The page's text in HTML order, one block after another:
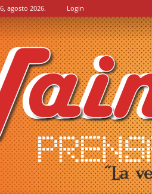
agosto 2026. Login